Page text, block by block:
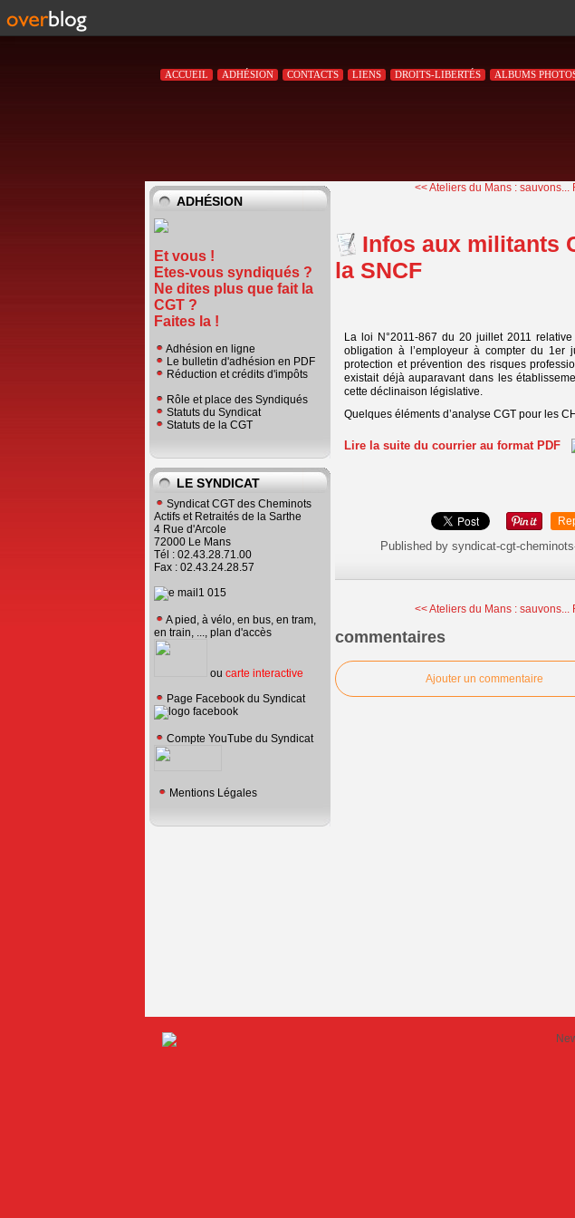
ACCUEIL ADHÉSION CONTACTS LIENS DROITS-LIBERTÉS ALBUMS
ADHÉSION
Et vous !
Etes-vous syndiqués ?
Ne dites plus que fait la
CGT ?
Faites la !
Adhésion en ligne
Le bulletin d'adhésion en PDF
Réduction et crédits d'impôts
Rôle et place des Syndiqués
Statuts du Syndicat
Statuts de la CGT
LE SYNDICAT
Syndicat CGT des Cheminots
Actifs et Retraités de la Sarthe
4 Rue d'Arcole
72000 Le Mans
Tél : 02.43.28.71.00
Fax : 02.43.24.28.57
A pied, à vélo, en bus, en tram,
en train, ..., plan d'accès
ou carte interactive
Page Facebook du Syndicat
Compte YouTube du Syndicat
Mentions Légales
<< Ateliers du Mans : sauvons...
Infos aux militants
la SNCF
La loi N°2011-867 du 20 juillet 2011
obligation à l’employeur à compter du
protection et prévention des risques
existait déjà auparavant dans les
cette déclinaison législative.
Quelques éléments d’analyse CGT pour les
Lire la suite du courrier au format PDF
Published by syndicat-cgt-
<< Ateliers du Mans : sauvons...
commentaires
Ajouter un commentaire